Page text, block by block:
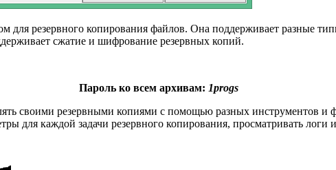
для резервного копирования файлов. Она поддерживает разные
сжатие и шифрование резервных копий.
Пароль ко всем архивам: 1progs
своими резервными копиями с помощью разных инструментов
для каждой задачи резервного копирования, просматривать